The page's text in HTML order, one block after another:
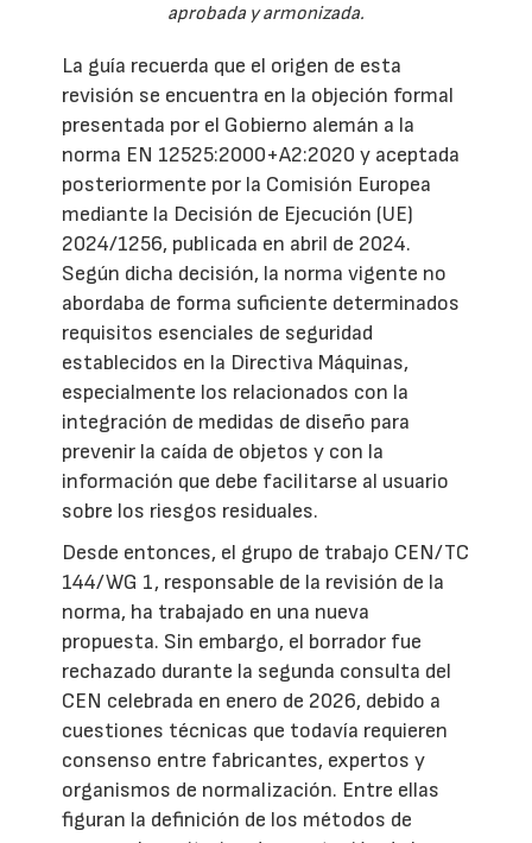
aprobada y armonizada.
La guía recuerda que el origen de esta
revisión se encuentra en la objeción formal
presentada por el Gobierno alemán a la
norma EN 12525:2000+A2:2020 y aceptada
posteriormente por la Comisión Europea
mediante la Decisión de Ejecución (UE)
2024/1256, publicada en abril de 2024.
Según dicha decisión, la norma vigente no
abordaba de forma suficiente determinados
requisitos esenciales de seguridad
establecidos en la Directiva Máquinas,
especialmente los relacionados con la
integración de medidas de diseño para
prevenir la caída de objetos y con la
información que debe facilitarse al usuario
sobre los riesgos residuales.
Desde entonces, el grupo de trabajo CEN/TC
144/WG 1, responsable de la revisión de la
norma, ha trabajado en una nueva
propuesta. Sin embargo, el borrador fue
rechazado durante la segunda consulta del
CEN celebrada en enero de 2026, debido a
cuestiones técnicas que todavía requieren
consenso entre fabricantes, expertos y
organismos de normalización. Entre ellas
figuran la definición de los métodos de